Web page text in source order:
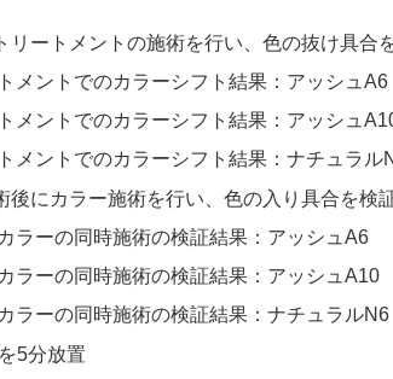
リートメントの施術を行い、色の抜け具合
メントでのカラーシフト結果：アッシュA6
メントでのカラーシフト結果：アッシュ
メントでのカラーシフト結果：ナチュラル
後にカラー施術を行い、色の入り具合を検
ラーの同時施術の検証結果：アッシュA6
ラーの同時施術の検証結果：アッシュA10
ラーの同時施術の検証結果：ナチュラルN6
5分放置